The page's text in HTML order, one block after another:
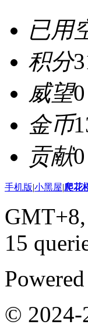
已用
积分
威望0
金币
贡献0
手机版|小黑屋|爬花
15
© 2024-